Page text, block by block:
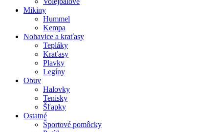
Mikiny
Hummel
Kempa
Nohavice a kraťasy
Tepláky
Kraťasy
Plavky
Legíny
Obuv
Halovky
Tenisky
Šľapky
Ostatné
Športové pomôcky